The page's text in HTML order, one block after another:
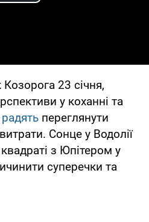
23 січня,
у коханні та
радять переглянути
Сонце у Водолії
з Юпітером у
суперечки та